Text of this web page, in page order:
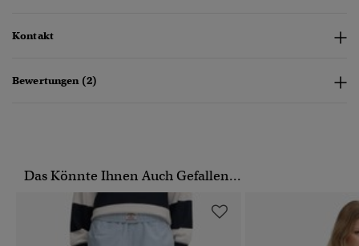
Kontakt
Bewertungen (2)
Das Könnte Ihnen Auch Gefallen...